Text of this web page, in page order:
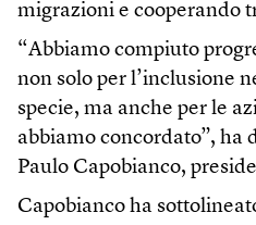
migrazioni e cooperando
“Abbiamo compiuto
non solo per l’inclusione
specie, ma anche per le
abbiamo concordato”, ha
Paulo Capobianco,
Capobianco ha